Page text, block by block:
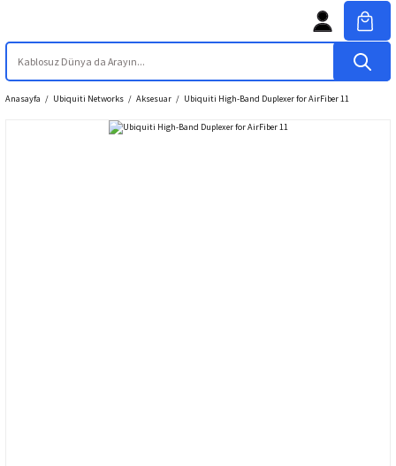
Anasayfa Ubiquiti Networks Aksesuar Ubiquiti High-Band Duplexer for AirFiber 11